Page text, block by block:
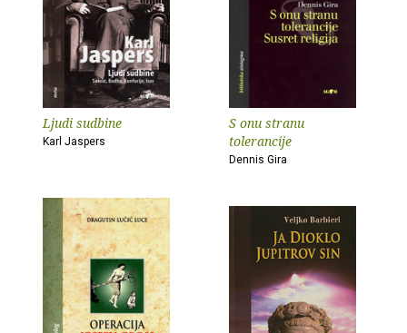
Ljudi sudbine
Karl Jaspers
S onu stranu
tolerancije
Dennis Gira